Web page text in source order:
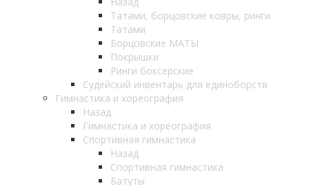
Татами, борцовские ковры, ринги
Татами
Борцовские МАТЫ
Покрышки
Ринги боксерские
Судейский инвентарь для единоборств
Гимнастика и хореография
Назад
Гимнастика и хореография
Спортивная гимнастика
Назад
Спортивная гимнастика
Батуты